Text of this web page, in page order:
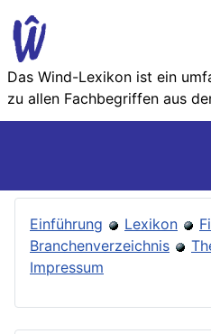
Das Wind-Lexikon ist ein
zu allen Fachbegriffen aus
Einführung Lexikon
Branchenverzeichnis
Impressum